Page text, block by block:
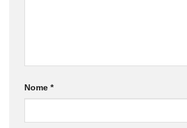
Nome *